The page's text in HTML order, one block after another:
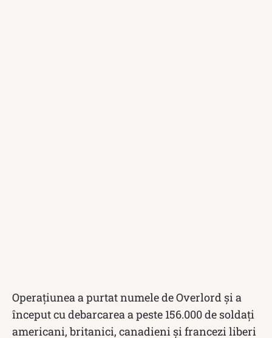
Operațiunea a purtat numele de Overlord și a
început cu debarcarea a peste 156.000 de soldați
americani, britanici, canadieni și francezi liberi